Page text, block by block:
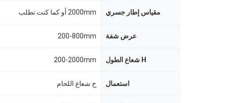
مقياس إطار جسري 2000mm أو كما كنت تطلب
عرض شفة 200-800mm
H شعاع الطول 200-2000mm
استعمال ح شعاع اللحام